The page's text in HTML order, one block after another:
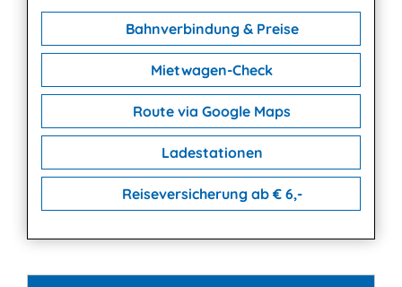
Bahnverbindung & Preise
Mietwagen-Check
Route via Google Maps
Ladestationen
Reiseversicherung ab € 6,-